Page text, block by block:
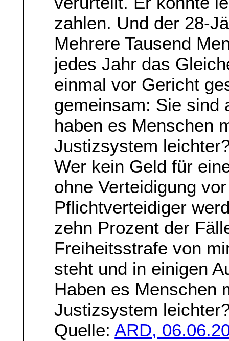
zahlen. Und der 28-
Mehrere Tausend
jedes Jahr das
einmal vor Gericht
gemeinsam: Sie sind
haben es Menschen
Justizsystem
Wer kein Geld für
ohne Verteidigung
Pflichtverteidiger
zehn Prozent der
Freiheitsstrafe von
steht und in einigen
Haben es Menschen
Justizsystem
Quelle:ARD,